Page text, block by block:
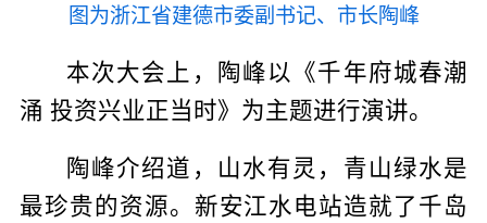
图为浙江省建德市委副书记、市长陶峰
本次大会上，陶峰以《千年府城春潮
涌 投资兴业正当时》为主题进行演讲。
陶峰介绍道，山水有灵，青山绿水是
最珍贵的资源。新安江水电站造就了千岛